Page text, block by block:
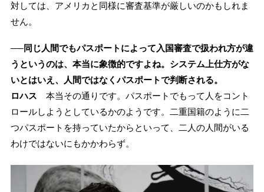
対しては、アメリカと同様に審査基準が厳しいのかもしれま
せん。
──同じ人間でもパスポートによって入国審査で扱われ方が違
うというのは、本当に象徴的ですよね。システム上仕方がな
いとはいえ、人間ではなくパスポートで判断される。
ロハス 本当その通りです。パスポートでもって人をコント
ロールしようとしているかのようです。二重国籍のように二
つパスポートを持っていたからといって、二人の人間がいる
わけではないにもかかわらず。